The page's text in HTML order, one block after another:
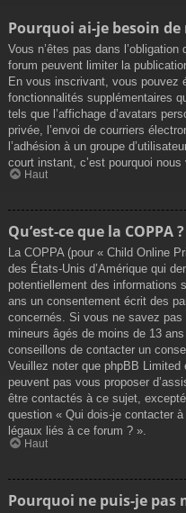
Pourquoi ai-je besoin de
Vous n’êtes pas dans
forum peuvent limiter la
En vous inscrivant, vous pouvez
fonctionnalités supplémentaires
tels que l’affichage d’avatars
privée, l’envoi de courriers
l’adhésion à un groupe
court instant, c’est pourquoi
Haut
Qu’est-ce que la COPPA ?
La COPPA (pour « Child Online
des États-Unis d’Amérique qui
potentiellement des informations
ans un consentement écrit des
concernés. Si vous ne savez pas
mineurs âgés de moins de 13
conseillons de contacter un
Veuillez noter que phpBB
peuvent pas vous proposer
être contactés à ce sujet,
question « Qui dois-je contacter à
légaux liés à ce forum ? ».
Haut
Pourquoi ne puis-je pas